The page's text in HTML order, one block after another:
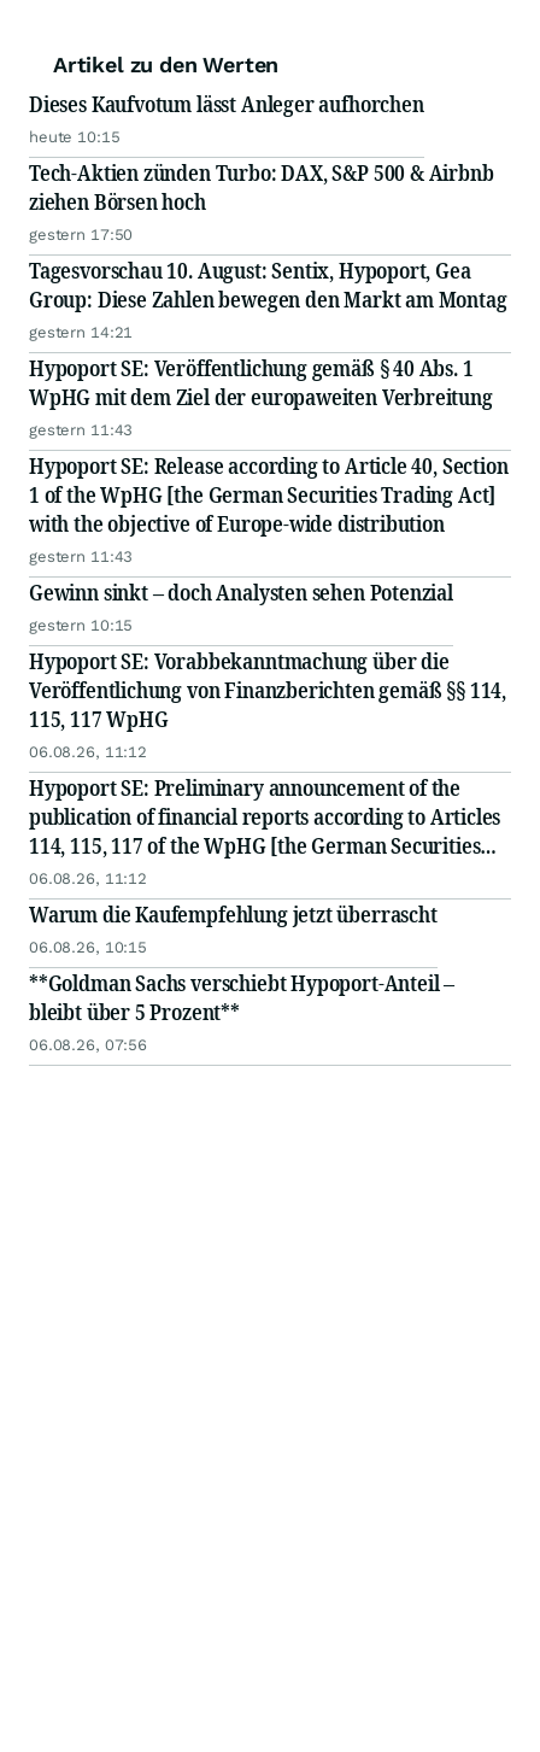
Artikel zu den Werten
Dieses Kaufvotum lässt Anleger aufhorchen
heute 10:15
Tech-Aktien zünden Turbo: DAX, S&P 500 & Airbnb
ziehen Börsen hoch
gestern 17:50
Tagesvorschau 10. August: Sentix, Hypoport, Gea
Group: Diese Zahlen bewegen den Markt am Montag
gestern 14:21
Hypoport SE: Veröffentlichung gemäß § 40 Abs. 1
WpHG mit dem Ziel der europaweiten Verbreitung
gestern 11:43
Hypoport SE: Release according to Article 40, Section
1 of the WpHG [the German Securities Trading Act]
with the objective of Europe-wide distribution
gestern 11:43
Gewinn sinkt – doch Analysten sehen Potenzial
gestern 10:15
Hypoport SE: Vorabbekanntmachung über die
Veröffentlichung von Finanzberichten gemäß §§ 114,
115, 117 WpHG
06.08.26, 11:12
Hypoport SE: Preliminary announcement of the
publication of financial reports according to Articles
114, 115, 117 of the WpHG [the German Securities
Act]
06.08.26, 11:12
Warum die Kaufempfehlung jetzt überrascht
06.08.26, 10:15
**Goldman Sachs verschiebt Hypoport-Anteil –
bleibt über 5 Prozent**
06.08.26, 07:56